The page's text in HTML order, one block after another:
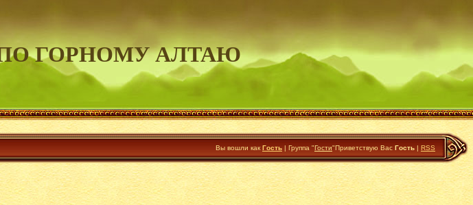
ГОРНОМУ АЛТАЮ
Вы вошли как Гость | Группа "Гости"Приветствую Вас Гость | RSS